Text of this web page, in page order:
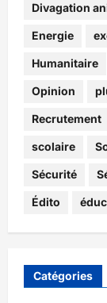
Divagation
Energie
Humanitaire
Opinion
Recrutement
scolaire
Sécurité
Édito
Catégories